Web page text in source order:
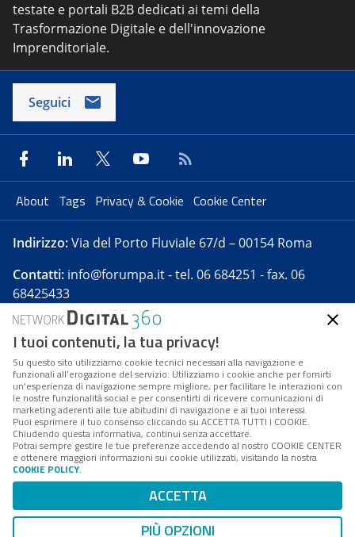
testate e portali B2B dedicati ai temi della
Trasformazione Digitale e dell'innovazione
Imprenditoriale.
Seguici
About Tags Privacy & Cookie Cookie Center
Indirizzo:Via del Porto Fluviale 67/d – 00154 Roma
Contatti: info@forumpa.it- tel. 06 684251 - fax. 06
68425433
Forumpa.itè una pubblicazione telematica iscritta
presso Registro della stampa del Tribunale di Roma -
Reg. n. 182 del 2 maggio 2008 - Direttore resp. Michela
Stentella
FPA s.r.l. è società soggetta a Direzione e
Coordinamento da parte di Digital360 S.p.A. - FPA s.r.l.
è un'azienda certificata per il sistema di management
Codice Fiscale/Partita IVA n. 10693191008 - R.E.A. Roma
n. 1249791. ISP AWS
Mappa del sito
I tuoi contenuti, la tua privacy!
Su questo sito utilizziamo cookie tecnici necessari alla navigazione e
funzionali all’erogazione del servizio. Utilizziamo i cookie anche per fornirti
un’esperienza di navigazione sempre migliore, per facilitare le interazioni con
le nostre funzionalità social e per consentirti di ricevere comunicazioni di
marketing aderenti alle tue abitudini di navigazione e ai tuoi interessi.
Puoi esprimere il tuo consenso cliccando su ACCETTA TUTTI I COOKIE.
Chiudendo questa informativa, continui senza accettare.
Potrai sempre gestire le tue preferenze accedendo al nostro COOKIE CENTER
e ottenere maggiori informazioni sui cookie utilizzati, visitando la nostra
COOKIE POLICY.
ACCETTA
PIÙ OPZIONI